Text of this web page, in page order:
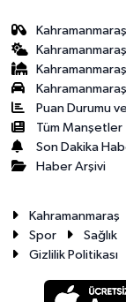
Puan Durumu
Tüm Manşetler
Son Dakika
Haber Arşivi
Kahramanmaraş
Spor
Sağlık
Gizlilik Politikası